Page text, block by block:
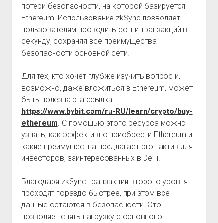
потери безопасности, на которой базируется
Ethereum. Использование zkSync позволяет
пользователям проводить сотни транзакций в
секунду, сохраняя все преимущества
безопасности основной сети.
Для тех, кто хочет глубже изучить вопрос и,
возможно, даже вложиться в Ethereum, может
быть полезна эта ссылка:
https://www.bybit.com/ru-RU/learn/crypto/buy-
ethereum. С помощью этого ресурса можно
узнать, как эффективно приобрести Ethereum и
какие преимущества предлагает этот актив для
инвесторов, заинтересованных в DeFi.
Благодаря zkSync транзакции второго уровня
проходят гораздо быстрее, при этом все
данные остаются в безопасности. Это
позволяет снять нагрузку с основного